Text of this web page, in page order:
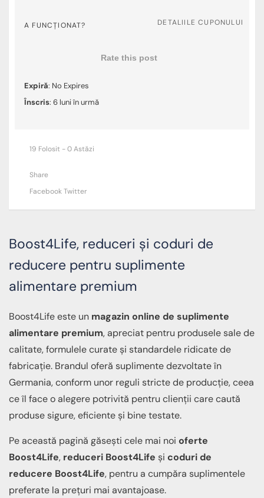
A FUNCȚIONAT? DETALIILE CUPONULUI
Rate this post
Expiră: No Expires
Înscris: 6 luni în urmă
19 Folosit - 0 Astăzi
Share
FacebookTwitter
Boost4Life, reduceri și coduri de
reducere pentru suplimente
alimentare premium
Boost4Life este un magazin online de suplimente
alimentare premium, apreciat pentru produsele sale de
calitate, formulele curate și standardele ridicate de
fabricație. Brandul oferă suplimente dezvoltate în
Germania, conform unor reguli stricte de producție, ceea
ce îl face o alegere potrivită pentru clienții care caută
produse sigure, eficiente și bine testate.
Pe această pagină găsești cele mai noi oferte
Boost4Life, reduceri Boost4Life și coduri de
reducere Boost4Life, pentru a cumpăra suplimentele
preferate la prețuri mai avantajoase.